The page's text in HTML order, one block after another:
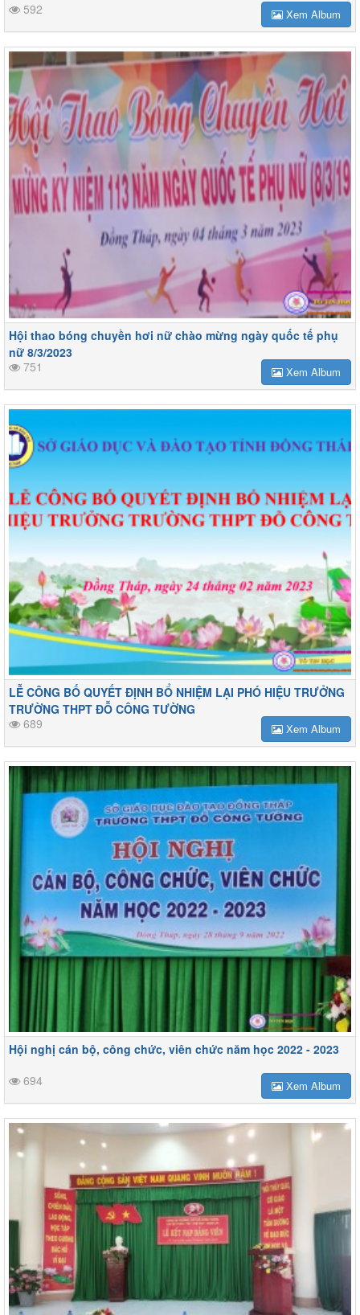
592
Xem Album
Hội thao bóng chuyền hơi nữ chào mừng ngày quốc tế phụ
nữ 8/3/2023
751
Xem Album
LỄ CÔNG BỐ QUYẾT ĐỊNH BỔ NHIỆM LẠI PHÓ HIỆU TRƯỞNG
TRƯỜNG THPT ĐỖ CÔNG TƯỜNG
689
Xem Album
Hội nghị cán bộ, công chức, viên chức năm học 2022 - 2023
694
Xem Album